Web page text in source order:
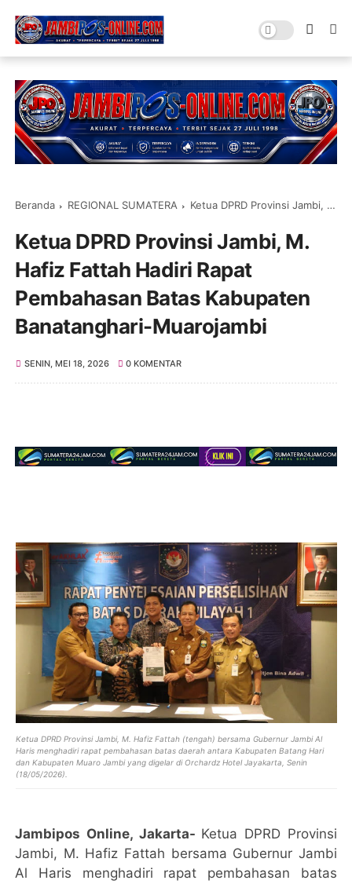
Beranda REGIONAL SUMATERA Ketua DPRD Provinsi Jambi, M. Hafiz Fattah Hadiri Rapat Pembahasan Batas Kabupaten Banatanghari-Muarojambi
Ketua DPRD Provinsi Jambi, M.
Hafiz Fattah Hadiri Rapat
Pembahasan Batas Kabupaten
Banatanghari-Muarojambi
SENIN, MEI 18, 2026 0 KOMENTAR
Ketua DPRD Provinsi Jambi, M. Hafiz Fattah (tengah) bersama Gubernur Jambi Al
Haris menghadiri rapat pembahasan batas daerah antara Kabupaten Batang Hari
dan Kabupaten Muaro Jambi yang digelar di Orchardz Hotel Jayakarta, Senin
(18/05/2026).
Jambipos Online, Jakarta- Ketua DPRD Provinsi
Jambi, M. Hafiz Fattah bersama Gubernur Jambi
Al Haris menghadiri rapat pembahasan batas